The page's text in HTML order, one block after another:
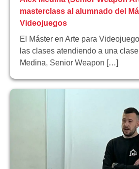
masterclass al alumnado del
Videojuegos
El Máster en Arte para
las clases atendiendo a una
Medina, Senior Weapon […]